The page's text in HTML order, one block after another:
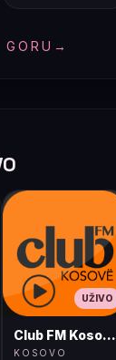
→
UŽIVO
Club FM Kosovë
KOSOVO